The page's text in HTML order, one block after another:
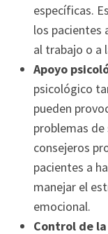
específicas.
los pacientes
al trabajo o a
Apoyo
psicológico
pueden
problemas
consejeros
pacientes a
manejar el
emocional.
Control de